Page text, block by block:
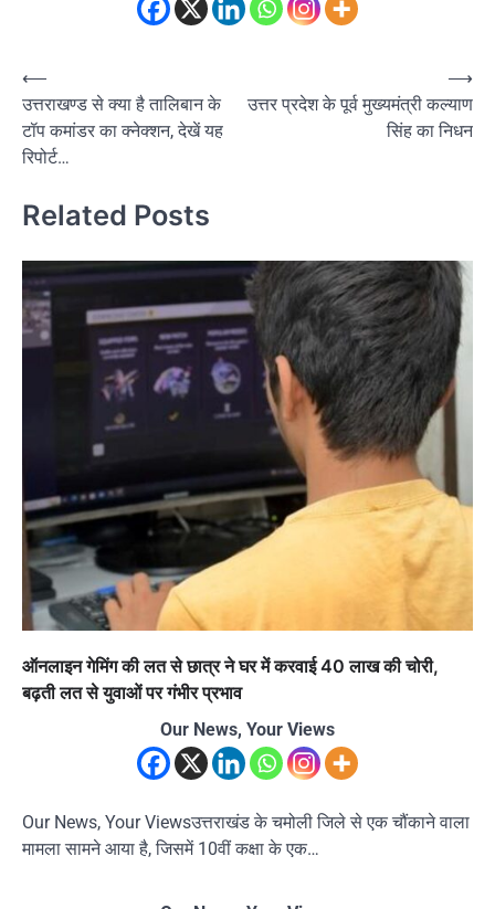
Post
navigation
⟵
उत्तराखण्ड से क्या है तालिबान के
टॉप कमांडर का क्नेक्शन, देखें यह
रिपोर्ट…
उत्तर प्रदेश के पूर्व मुख्यमंत्री कल्याण
सिंह का निधन
⟶
Related Posts
ऑनलाइन गेमिंग की लत से छात्र ने घर में करवाई 40 लाख की चोरी,
बढ़ती लत से युवाओं पर गंभीर प्रभाव
Our News, Your Views
Our News, Your Viewsउत्तराखंड के चमोली जिले से एक चौंकाने वाला
मामला सामने आया है, जिसमें 10वीं कक्षा के एक…